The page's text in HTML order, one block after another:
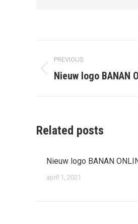
navigation
PREVIOUS
Previous
Nieuw logo BANAN
Related posts
Nieuw logo BANAN
april 1, 2021